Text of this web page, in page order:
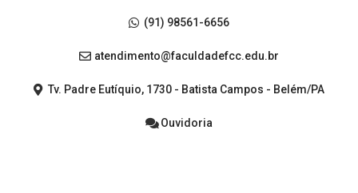
(91) 98561-6656
atendimento@faculdadefcc.edu.br
Tv. Padre Eutíquio, 1730 - Batista Campos - Belém/PA
Ouvidoria